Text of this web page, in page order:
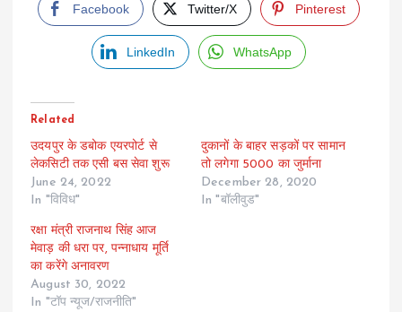
Facebook Twitter/X Pinterest
LinkedIn WhatsApp
Related
उदयपुर के डबोक एयरपोर्ट से
लेकसिटी तक एसी बस सेवा शुरू
June 24, 2022
In "विविध"
दुकानों के बाहर सड़कों पर सामान
तो लगेगा 5000 का जुर्माना
December 28, 2020
In "बॉलीवुड"
रक्षा मंत्री राजनाथ सिंह आज
मेवाड़ की धरा पर, पन्नाधाय मूर्ति
का करेंगे अनावरण
August 30, 2022
In "टॉप न्यूज/राजनीति"